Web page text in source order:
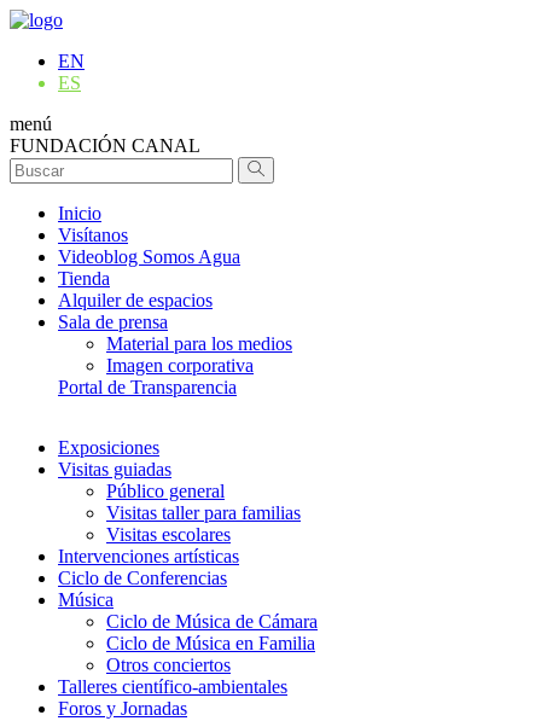
EN
ES
menú
FUNDACIÓN CANAL
Inicio
Visítanos
Videoblog Somos Agua
Tienda
Alquiler de espacios
Sala de prensa
Material para los medios
Imagen corporativa
Portal de Transparencia
Exposiciones
Visitas guiadas
Público general
Visitas taller para familias
Visitas escolares
Intervenciones artísticas
Ciclo de Conferencias
Música
Ciclo de Música de Cámara
Ciclo de Música en Familia
Otros conciertos
Talleres científico-ambientales
Foros y Jornadas